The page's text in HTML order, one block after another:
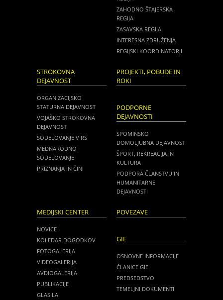
ZAHODNO ŠTAJERSKA
REGIJA
ZASAVSKA REGIJA
INTERESNA ZDRUŽENJA
REGIJSKI KOORDINATORJI
STROKOVNA
DEJAVNOST
ORGANIZACIJSKO
STATURNA DEJAVNOST
VOJAŠKO STROKOVNA
DEJAVNOST
SODELOVANJE V RS
MEDNARODNO
SODELOVANJE
PRIZNANJA IN ČINI
PROJEKTI, POBUDE IN
ROKI
PODPORNE
DEJAVNOSTI
SPOMINSKO
DOMOLJUBNA DEJAVNOST
ŠPORT, REKREACIJA IN
KULTURA
PODPORA ČLANSTVU IN
HUMANITARNE
DEJAVNOSTI
MEDIJSKI CENTER
NOVICE
KOLEDAR DOGODKOV
FOTOGALERIJA
VIDEOGALERIJA
AVDIOGALERIJA
PUBLIKACIJE
GLASILA
POVEZAVE
GIE
OSNOVNE INFORMACIJE
ČLANICE GIE
PREDSEDSTVO
TEMELJNI DOKUMENTI